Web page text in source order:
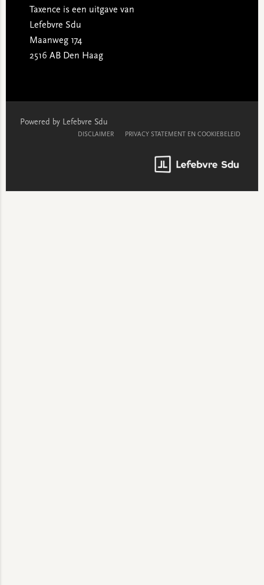
Taxence is een uitgave van
Lefebvre Sdu
Maanweg 174
2516 AB Den Haag
Powered by Lefebvre Sdu
DISCLAIMER PRIVACY STATEMENT EN COOKIEBELEID